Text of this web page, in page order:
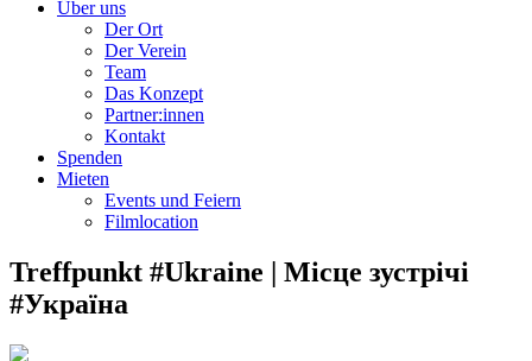
Über uns
Der Ort
Der Verein
Team
Das Konzept
Partner:innen
Kontakt
Spenden
Mieten
Events und Feiern
Filmlocation
Treffpunkt #Ukraine | Місце зустрічі
#Україна